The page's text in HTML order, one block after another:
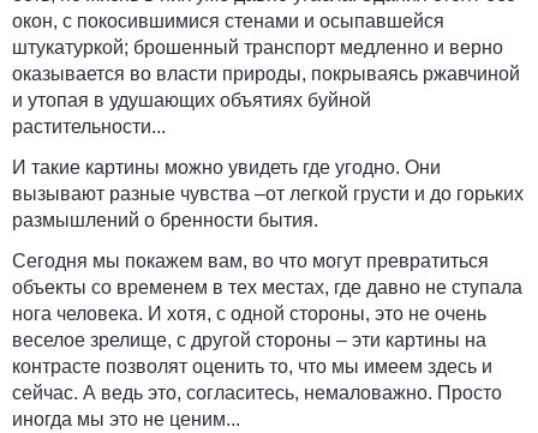
окон, с покосившимися стенами и осыпавшейся
штукатуркой; брошенный транспорт медленно и верно
оказывается во власти природы, покрываясь ржавчиной
и утопая в удушающих объятиях буйной
растительности...
И такие картины можно увидеть где угодно. Они
вызывают разные чувства –от легкой грусти и до горьких
размышлений о бренности бытия.
Сегодня мы покажем вам, во что могут превратиться
объекты со временем в тех местах, где давно не ступала
нога человека. И хотя, с одной стороны, это не очень
веселое зрелище, с другой стороны – эти картины на
контрасте позволят оценить то, что мы имеем здесь и
сейчас. А ведь это, согласитесь, немаловажно. Просто
иногда мы это не ценим...